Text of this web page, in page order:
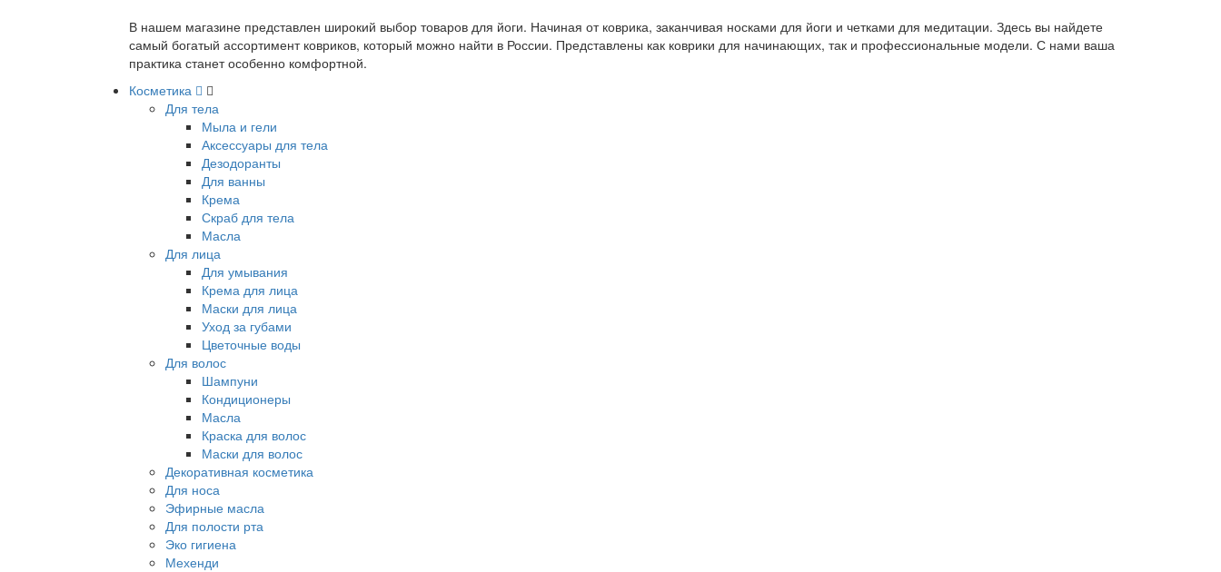
В нашем магазине представлен широкий выбор товаров для йоги. Начиная от коврика, заканчивая носками для йоги и четками для медитации. Здесь вы найдете
самый богатый ассортимент ковриков, который можно найти в России. Представлены как коврики для начинающих, так и профессиональные модели. С нами ваша
практика станет особенно комфортной.
Косметика
Для тела
Мыла и гели
Аксессуары для тела
Дезодоранты
Для ванны
Крема
Скраб для тела
Масла
Для лица
Для умывания
Крема для лица
Маски для лица
Уход за губами
Цветочные воды
Для волос
Шампуни
Кондиционеры
Масла
Краска для волос
Маски для волос
Декоративная косметика
Для носа
Эфирные масла
Для полости рта
Эко гигиена
Мехенди